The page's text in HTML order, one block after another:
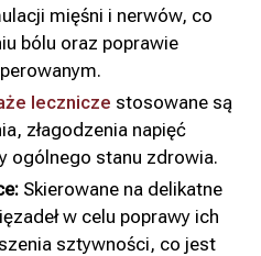
mięśni i nerwów, co
bólu oraz poprawie
lecznicze stosowane są
złagodzenia napięć
ogólnego stanu zdrowia.
Skierowane na delikatne
w celu poprawy ich
sztywności, co jest